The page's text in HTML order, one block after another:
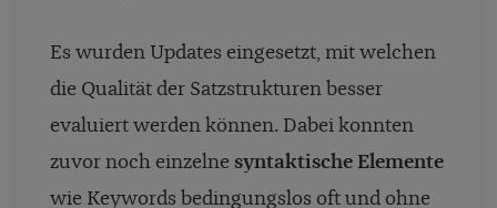
Es wurden Updates eingesetzt, mit welchen
die Qualität der Satzstrukturen besser
evaluiert werden können. Dabei konnten
zuvor noch einzelne syntaktische Elemente
wie Keywords bedingungslos oft und ohne